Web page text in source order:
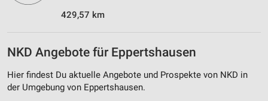
429,57 km
NKD Angebote für Eppertshausen
Hier findest Du aktuelle Angebote und Prospekte von NKD in
der Umgebung von Eppertshausen.
Nicht-IAB-Verarbeitungszwecke:
Performance
Funktional